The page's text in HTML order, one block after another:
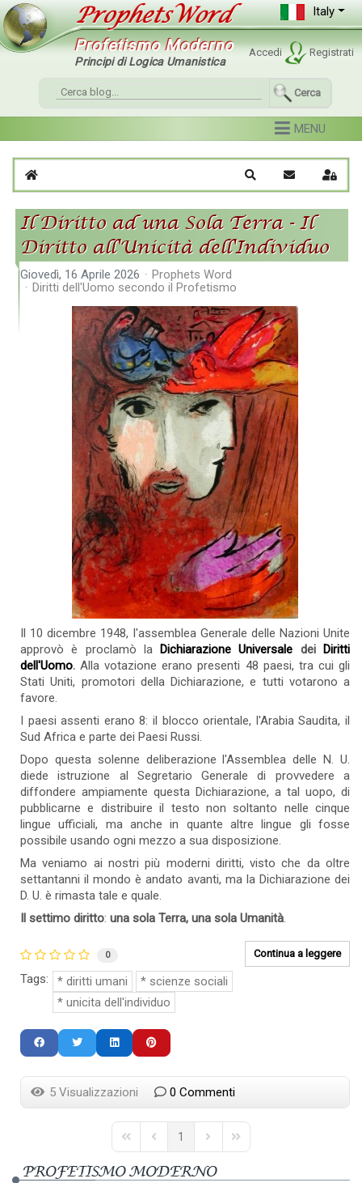
Italy
Profetismo Moderno
Principi di Logica Umanistica
Cerca
Home Cerca Iscriviti alSign
Il Diritto ad una Sola Terra - Il
Diritto all'Unicità dell'Individuo
Giovedì, 16 Aprile 2026
Prophets Word
Diritti dell'Uomo secondo il Profetismo
Il 10 dicembre 1948, l'assemblea Generale delle Nazioni Unite
approvò è proclamò laDichiarazione Universale deiDiritti
dell'Uomo. Alla votazione erano presenti 48 paesi, tra cui gli
Stati Uniti, promotori della Dichiarazione, e tutti votarono a
favore.
I paesi assenti erano 8: il blocco orientale, l'Arabia Saudita, il
Sud Africa e parte dei Paesi Russi.
Dopo questa solenne deliberazione l'Assemblea delle N. U.
diede istruzione al Segretario Generale di provvedere a
diffondere ampiamente questa Dichiarazione, a tal uopo, di
pubblicarne e distribuire il testo non soltanto nelle cinque
lingue ufficiali, ma anche in quante altre lingue gli fosse
possibile usando ogni mezzo a sua disposizione.
Ma veniamo ai nostri più moderni diritti, visto che da oltre
settantanni il mondo è andato avanti, ma la Dichiarazione dei
D. U. è rimasta tale e quale.
Il settimo diritto: una sola Terra, una sola Umanità.
Continua a leggere
0
Tags: diritti umani
scienze sociali
unicita dell'individuo
5 Visualizzazioni 0 Commenti
First PagePrevious Page
1
Next PageLast Page
PROFETISMO MODERNO
Accedi Registrati